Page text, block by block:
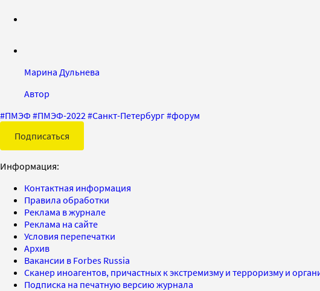
Марина Дульнева
Автор
#ПМЭФ #ПМЭФ-2022 #Санкт-Петербург#форум
Подписаться
Информация:
Контактная информация
Правила обработки
Реклама в журнале
Реклама на сайте
Условия перепечатки
Архив
Вакансии в Forbes Russia
Сканер иноагентов, причастных к экстремизму и терроризму и
Подписка на печатную версию журнала